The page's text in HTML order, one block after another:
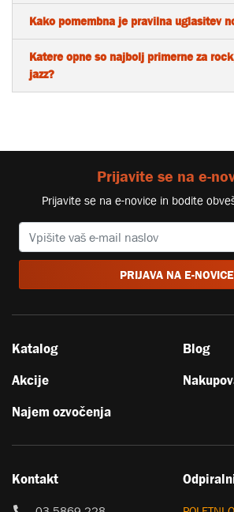
Kako pomembna je pravilna uglasitev
Katere opne so najbolj primerne za
jazz?
Prijavite se na e-
Prijavite se na e-novice in bodite
PRIJAVA NA E-NOVICE
Katalog
Akcije
Najem ozvočenja
Blog
Kontakt